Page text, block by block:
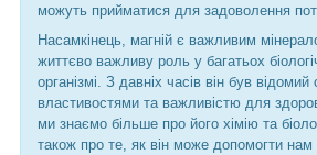
можуть прийматися для задоволення
Насамкінець, магній є важливим
життєво важливу роль у багатьох
організмі. З давніх часів він був
властивостями та важливістю для
ми знаємо більше про його хімію та
також про те, як він може допомогти